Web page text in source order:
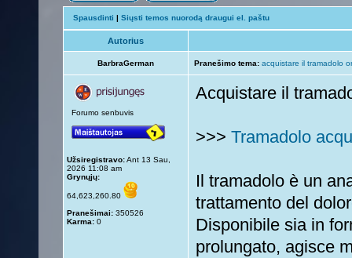
Spausdinti | Siųsti temos nuorodą draugui el. paštu
Autorius
BarbraGerman Pranešimo tema: acquistare il tramadolo
Forumo senbuvis
Užsiregistravo:Ant 13 Sau,
2026 11:08 am
Grynųjų:
64,623,260.80
Pranešimai: 350526
Karma: 0
Acquistare il
>>> Tramadolo
Il tramadolo è un
trattamento del
Disponibile sia in
prolungato, agisce